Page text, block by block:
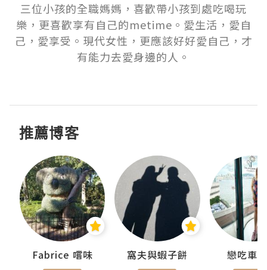
三位小孩的全職媽媽，喜歡帶小孩到處吃喝玩
樂，更喜歡享有自己的metime。愛生活，愛自
己，愛享受。現代女性，更應該好好愛自己，才
有能力去愛身邊的人。
推薦博客
Fabrice 嚐味 窩夫與蝦子餅 戀吃車